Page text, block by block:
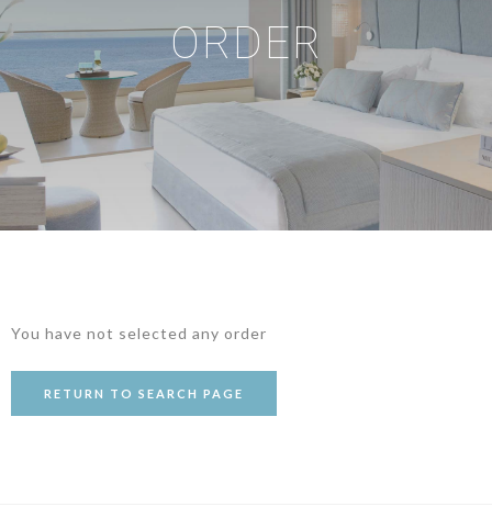
ORDER
You have not selected any order
RETURN TO SEARCH PAGE